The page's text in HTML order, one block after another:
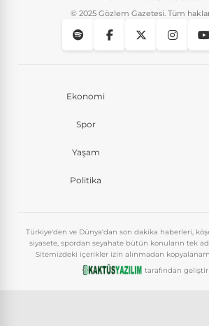
© 2025 Gözlem Gazetesi. Tüm
Ekonomi
Spor
Yaşam
Politika
Türkiye'den ve Dünya'dan son dakika haberleri,
siyasete, spordan seyahate bütün konuların tek
Sitemizdeki içerikler izin alınmadan
tarafından